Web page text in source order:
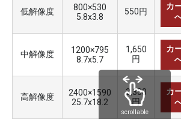
低解像度
800×530
5.8x3.8
550円
カ
中解像度
1200×795
8.7x5.7
1,650
円
カ
高解像度
2400×1590
25.7x18.2
3,300
円
カ
scrollable